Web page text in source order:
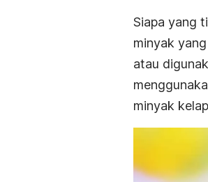
Siapa yang
minyak
atau
minyak